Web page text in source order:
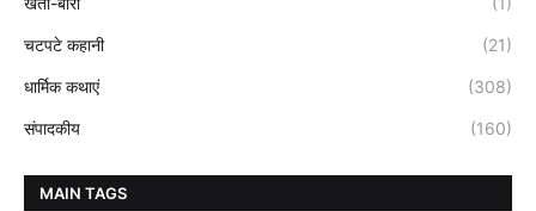
चटपटे कहानी (21)
धार्मिक कथाएं (308)
संपादकीय (160)
MAIN TAGS